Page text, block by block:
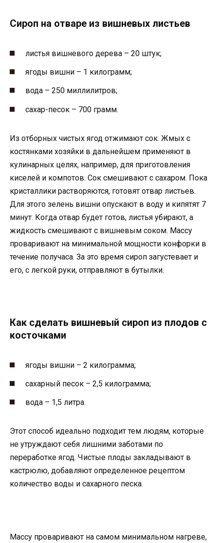
Сироп на отваре из вишневых листьев
листья вишневого дерева – 20 штук;
ягоды вишни – 1 килограмм;
вода – 250 миллилитров;
сахар-песок – 700 грамм.
Из отборных чистых ягод отжимают сок. Жмых с
костянками хозяйки в дальнейшем применяют в
кулинарных целях, например, для приготовления
киселей и компотов. Сок смешивают с сахаром. Пока
кристаллики растворяются, готовят отвар листьев.
Для этого зелень вишни опускают в воду и кипятят 7
минут. Когда отвар будет готов, листья убирают, а
жидкость смешивают с вишневым соком. Массу
проваривают на минимальной мощности конфорки в
течение получаса. За это время сироп загустевает и
его, с легкой руки, отправляют в бутылки.
Как сделать вишневый сироп из плодов с
косточками
ягоды вишни – 2 килограмма;
сахарный песок – 2,5 килограмма;
вода – 1,5 литра.
Этот способ идеально подходит тем людям, которые
не утруждают себя лишними заботами по
переработке ягод. Чистые плоды закладывают в
кастрюлю, добавляют определенное рецептом
количество воды и сахарного песка.
Массу проваривают на самом минимальном нагреве,